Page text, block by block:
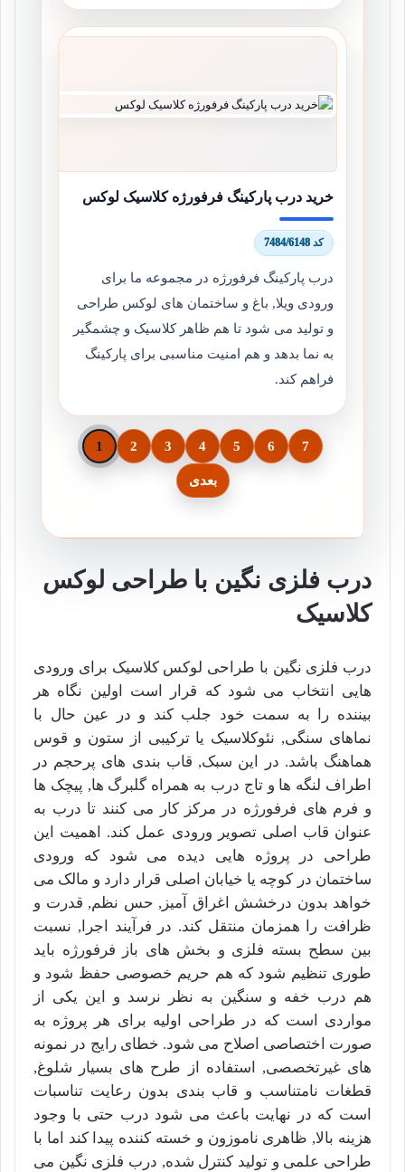
خرید درب پارکینگ فرفورژه کلاسیک لوکس
کد 7484/6148
درب پارکینگ فرفورژه در مجموعه ما برای
ورودی ویلا, باغ و ساختمان های لوکس طراحی
و تولید می شود تا هم ظاهر کلاسیک و چشمگیر
به نما بدهد و هم امنیت مناسبی برای پارکینگ
فراهم کند.
1 2 3 4 5 6 7
بعدی
درب فلزی نگین با طراحی لوکس
کلاسیک
درب فلزی نگین با طراحی لوکس کلاسیک برای ورودی
هایی انتخاب می شود که قرار است اولین نگاه هر
بیننده را به سمت خود جلب کند و در عین حال با
نماهای سنگی, نئوکلاسیک یا ترکیبی از ستون و قوس
هماهنگ باشد. در این سبک, قاب بندی های پرحجم در
اطراف لنگه ها و تاج درب به همراه گلبرگ ها, پیچک ها
و فرم های فرفورژه در مرکز کار می کنند تا درب به
عنوان قاب اصلی تصویر ورودی عمل کند. اهمیت این
طراحی در پروژه هایی دیده می شود که ورودی
ساختمان در کوچه یا خیابان اصلی قرار دارد و مالک می
خواهد بدون درخشش اغراق آمیز, حس نظم, قدرت و
ظرافت را همزمان منتقل کند. در فرآیند اجرا, نسبت
بین سطح بسته فلزی و بخش های باز فرفورژه باید
طوری تنظیم شود که هم حریم خصوصی حفظ شود و
هم درب خفه و سنگین به نظر نرسد و این یکی از
مواردی است که در طراحی اولیه برای هر پروژه به
صورت اختصاصی اصلاح می شود. خطای رایج در نمونه
های غیرتخصصی, استفاده از طرح های بسیار شلوغ,
قطغات نامتناسب و قاب بندی بدون رعایت تناسبات
است که در نهایت باعث می شود درب حتی با وجود
هزینه بالا, ظاهری ناموزون و خسته کننده پیدا کند اما با
طراحی علمی و تولید کنترل شده, درب فلزی نگین می